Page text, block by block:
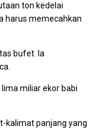
ton kedelai
harus memecahkan
bufet. Ia
lima miliar ekor babi
kalimat panjang yang